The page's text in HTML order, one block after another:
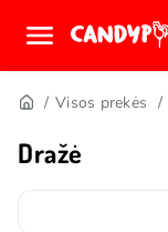
Visos prekės
Dražė